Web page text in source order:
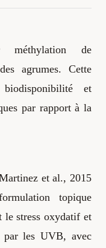
de
agrumes. Cette
et
par rapport à la
et al., 2015
topique
stress oxydatif et
par les UVB, avec